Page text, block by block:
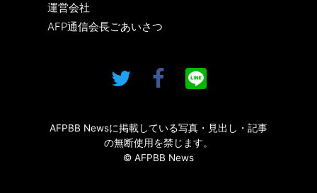
運営会社
AFP通信会長ごあいさつ
AFPBB Newsに掲載している写真・見出し・記事
の無断使用を禁じます。
© AFPBB News